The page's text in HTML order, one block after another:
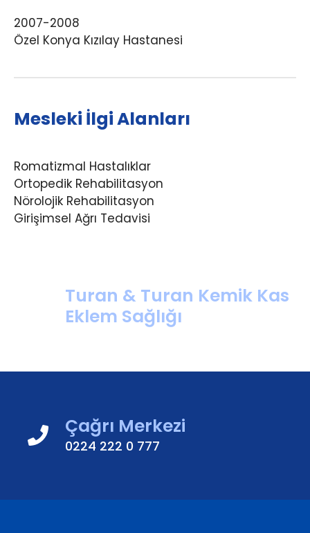
2007-2008
Özel Konya Kızılay Hastanesi
Mesleki İlgi Alanları
Romatizmal Hastalıklar
Ortopedik Rehabilitasyon
Nörolojik Rehabilitasyon
Girişimsel Ağrı Tedavisi
Turan & Turan Kemik Kas
Eklem Sağlığı
Çağrı Merkezi
0224 222 0 777